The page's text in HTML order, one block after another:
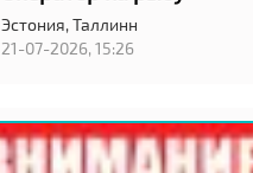
Эстония,Таллинн
21-07-2026, 15:26